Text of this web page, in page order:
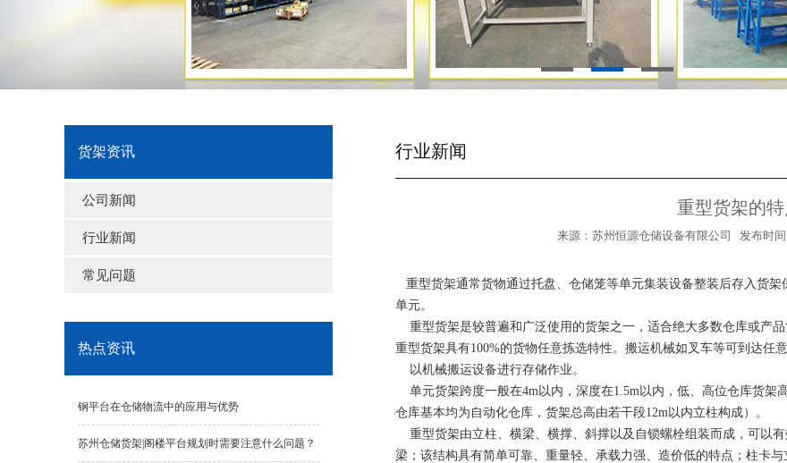
货架资讯
公司新闻
行业新闻
常见问题
热点资讯
钢平台在仓储物流中的应用与优势
苏州仓储货架|阁楼平台规划时需要注意什么问题？
行业新闻
重型货架的
来源：苏州恒源仓储设备有限公司 发布时
重型货架通常货物通过托盘、仓储笼等单元集装设备整装后存入货
单元。
重型货架是较普遍和广泛使用的货架之一，适合绝大多数仓库或产品
重型货架具有100%的货物任意拣选特性。搬运机械如叉车等可到达任
以机械搬运设备进行存储作业。
单元货架跨度一般在4m以内，深度在1.5m以内，低、高位仓库货架
仓库基本均为自动化仓库，货架总高由若干段12m以内立柱构成）。
重型货架由立柱、横梁、横撑、斜撑以及自锁螺栓组装而成，可以
梁；该结构具有简单可靠、重量轻、承载力强、造价低的特点；柱卡